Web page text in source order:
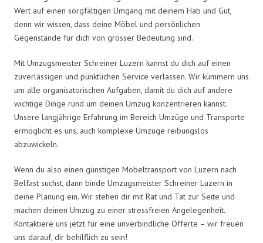
Wert auf einen sorgfältigen Umgang mit deinem Hab und Gut,
denn wir wissen, dass deine Möbel und persönlichen
Gegenstände für dich von grosser Bedeutung sind.
Mit Umzugsmeister Schreiner Luzern kannst du dich auf einen
zuverlässigen und pünktlichen Service verlassen. Wir kümmern uns
um alle organisatorischen Aufgaben, damit du dich auf andere
wichtige Dinge rund um deinen Umzug konzentrieren kannst.
Unsere langjährige Erfahrung im Bereich Umzüge und Transporte
ermöglicht es uns, auch komplexe Umzüge reibungslos
abzuwickeln.
Wenn du also einen günstigen Möbeltransport von Luzern nach
Belfast suchst, dann binde Umzugsmeister Schreiner Luzern in
deine Planung ein. Wir stehen dir mit Rat und Tat zur Seite und
machen deinen Umzug zu einer stressfreien Angelegenheit.
Kontaktiere uns jetzt für eine unverbindliche Offerte – wir freuen
uns darauf, dir behilflich zu sein!